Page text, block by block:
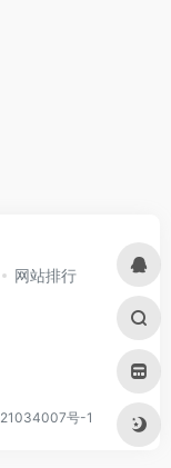
网站排行
号-1